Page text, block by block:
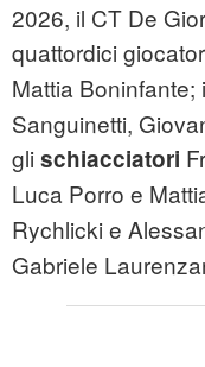
2026, il CT De
quattordici
Mattia Boninfante; i
Sanguinetti,
gli schiacciatori
Luca Porro e
Rychlicki e
Gabriele